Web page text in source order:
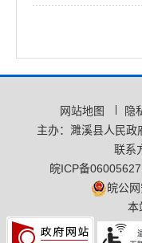
网站地图 隐
主办：濉溪县人民政
联系
皖ICP备
皖公
本